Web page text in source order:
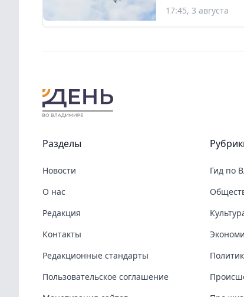
17:45, 3 августа
Разделы
Новости
О нас
Редакция
Контакты
Редакционные стандарты
Пользовательское соглашение
Гид по